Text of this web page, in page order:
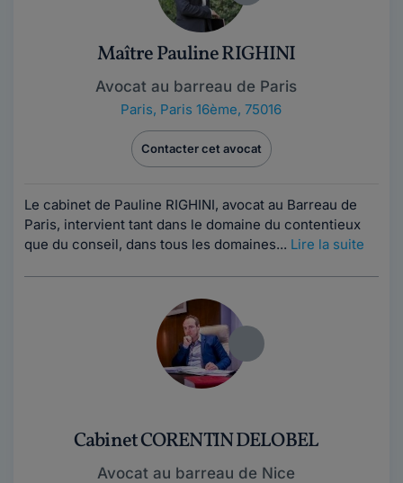
Maître Pauline RIGHINI
Avocat au barreau de Paris
Paris, Paris 16ème, 75016
Contacter cet avocat
Le cabinet de Pauline RIGHINI, avocat au Barreau de
Paris, intervient tant dans le domaine du contentieux
que du conseil, dans tous les domaines... Lire la suite
Cabinet CORENTIN DELOBEL
Avocat au barreau de Nice